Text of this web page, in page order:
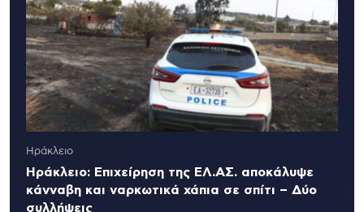
Ηράκλειο
Ηράκλειο: Επιχείρηση της ΕΛ.ΑΣ. αποκάλυψε
κάνναβη και ναρκωτικά χάπια σε σπίτι – Δύο
συλλήψεις